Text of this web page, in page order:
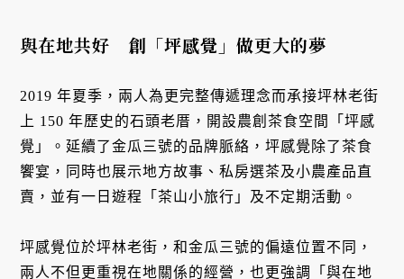
與在地共好 創「坪感覺」做更大的夢
2019 年夏季，兩人為更完整傳遞理念而承接坪林老街
上 150 年歷史的石頭老厝，開設農創茶食空間「坪感
覺」。延續了金瓜三號的品牌脈絡，坪感覺除了茶食
饗宴，同時也展示地方故事、私房選茶及小農產品直
賣，並有一日遊程「茶山小旅行」及不定期活動。
坪感覺位於坪林老街，和金瓜三號的偏遠位置不同，
兩人不但更重視在地關係的經營，也更強調「與在地